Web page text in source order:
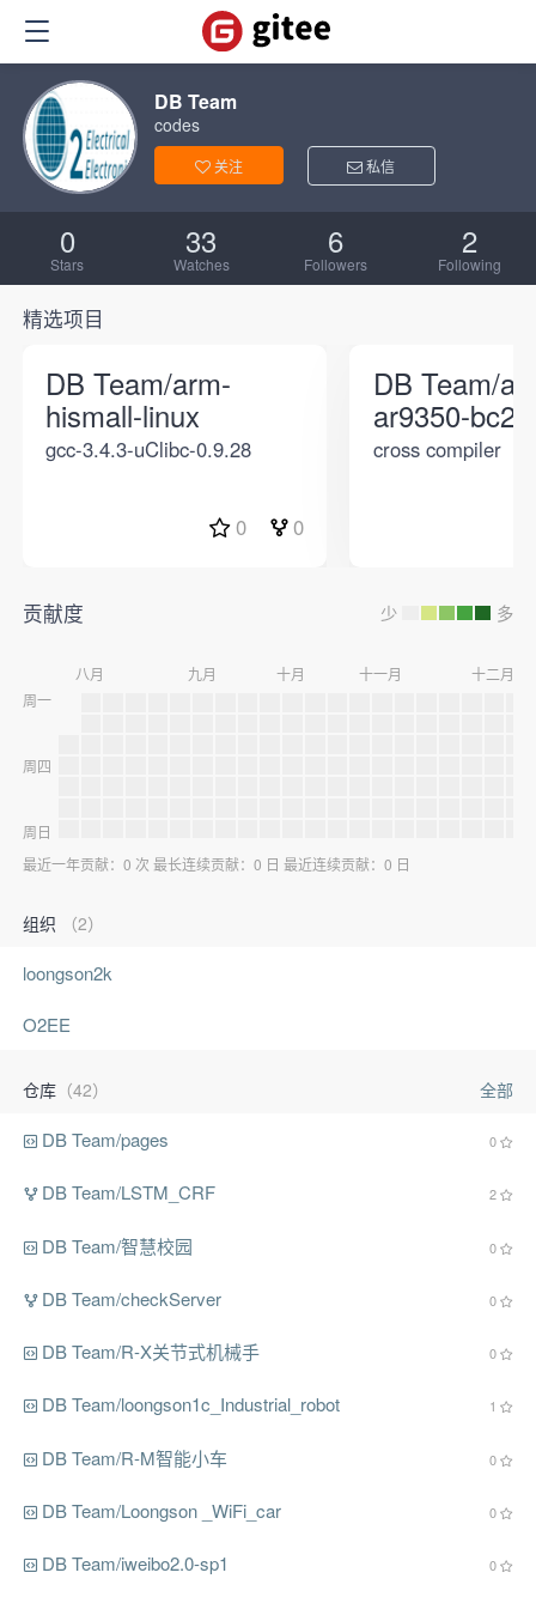
DB Team
codes
关注 私信
0
Stars
33
Watches
6
Followers
2
Following
精选项目
DB Team/arm-
hismall-linux
gcc-3.4.3-uClibc-0.9.28
0 0
DB Team/
ar9350-bc2b
cross compiler
贡献度 少 多
周一
周四
周日
八月 九月 十月 十一月 十二月
最近一年贡献：0 次 最长连续贡献：0 日 最近连续贡献：0 日
组织 （2）
loongson2k
O2EE
仓库 （42） 全部
DB Team/pages 0
DB Team/LSTM_CRF 2
DB Team/智慧校园 0
DB Team/checkServer 0
DB Team/R-X关节式机械手 0
DB Team/loongson1c_Industrial_robot 1
DB Team/R-M智能小车 0
DB Team/Loongson _WiFi_car 0
DB Team/iweibo2.0-sp1 0